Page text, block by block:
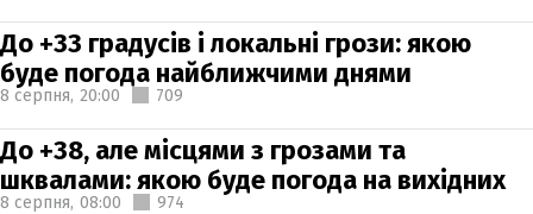
До +33 градусів і локальні грози: якою
буде погода найближчими днями
8 серпня, 20:00 709
До +38, але місцями з грозами та
шквалами: якою буде погода на вихідних
8 серпня, 08:00 974